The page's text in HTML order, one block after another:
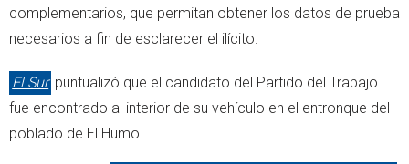
complementarios, que permitan obtener los datos de prueba
necesarios a fin de esclarecer el ilícito.
El Sur puntualizó que el candidato del Partido del Trabajo
fue encontrado al interior de su vehículo en el entronque del
poblado de El Humo.